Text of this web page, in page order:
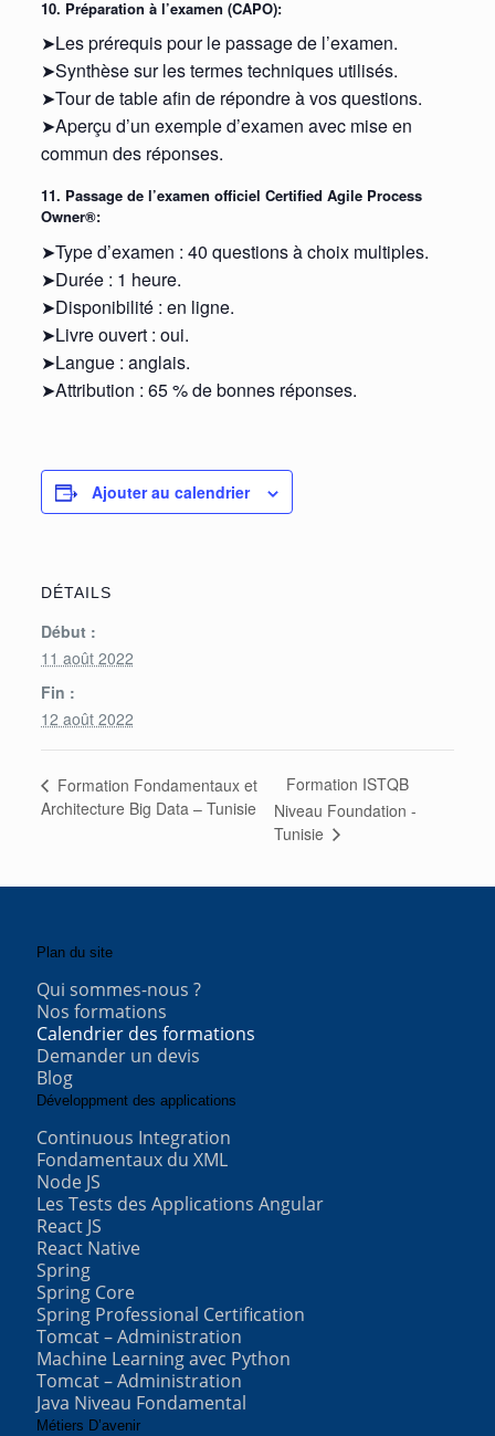
10. Préparation à l’examen (CAPO):
➤Les prérequis pour le passage de l’examen.
➤Synthèse sur les termes techniques utilisés.
➤Tour de table afin de répondre à vos questions.
➤Aperçu d’un exemple d’examen avec mise en
commun des réponses.
11. Passage de l’examen officiel Certified Agile Process
Owner®:
➤Type d’examen : 40 questions à choix multiples.
➤Durée : 1 heure.
➤Disponibilité : en ligne.
➤Livre ouvert : oui.
➤Langue : anglais.
➤Attribution : 65 % de bonnes réponses.
Ajouter au calendrier
DÉTAILS
Début :
11 août 2022
Fin :
12 août 2022
Formation Fondamentaux et
Architecture Big Data – Tunisie
Formation ISTQB
Niveau Foundation -
Tunisie
Plan du site
Qui sommes-nous ?
Nos formations
Calendrier des formations
Demander un devis
Blog
Développment des applications
Continuous Integration
Fondamentaux du XML
Node JS
Les Tests des Applications Angular
React JS
React Native
Spring
Spring Core
Spring Professional Certification
Tomcat – Administration
Machine Learning avec Python
Tomcat – Administration
Java Niveau Fondamental
Métiers D’avenir